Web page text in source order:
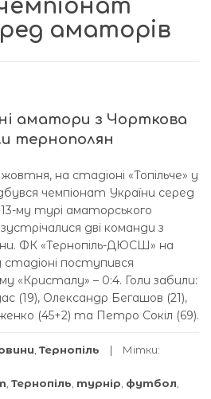
аматорів
аматори з Чорткова
тернополян
на стадіоні «Топільче» у
чемпіонат України серед
му турі аматорського
дві команди з
ФК «Тернопіль-ДЮСШ» на
поступився
«Кристалу» – 0:4. Голи забили:
(19), Олександр Бегашов (21),
(45+2) та Петро Сокіл (69).
Тернопіль Мітки:
Тернопіль турнір футбол